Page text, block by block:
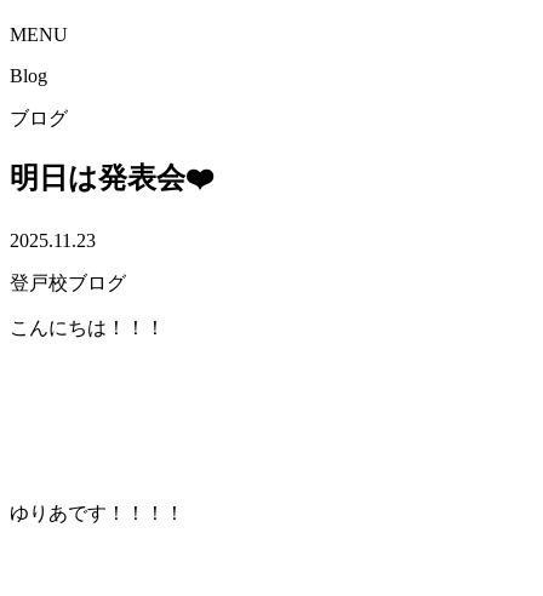
MENU
Blog
ブログ
明日は発表会❤️
2025.11.23
登戸校ブログ
こんにちは！！！
ゆりあです！！！！